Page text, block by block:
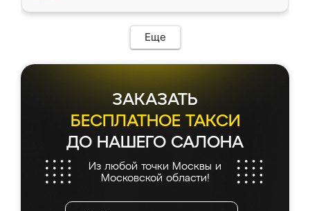
Еще
ЗАКАЗАТЬ
БЕСПЛАТНОЕ ТАКСИ
ДО НАШЕГО САЛОНА
Из любой точки Москвы и
Московской области!